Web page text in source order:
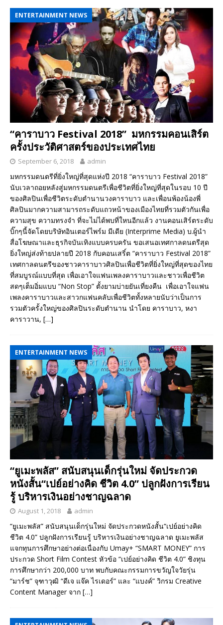
ENTERTAINMENT NEWS
“คาราบาว Festival 2018” มหกรรมคอนเสิร์ต
ครั้งประวัติศาสตร์ของประเทศไทย
September 6, 2018 admin
มหกรรมดนตรีที่ยิ่งใหญ่ที่สุดแห่งปี 2018 “คาราบาว Festival 2018”
นับเวลาถอยหลังสู่มหกรรมดนตรีเพื่อชีวิตที่ยิ่งใหญ่ที่สุดในรอบ 10 ปี
ของศิลปินเพื่อชีวิตระดับตำนานวงคาราบาว และเพื่อนพ้องน้องพี่
ศิลปินมากความสามารถระดับแถวหน้าของเมืองไทยที่รวมตัวกันเพื่อ
ความสุข ความทรงจำ ที่จะไม่ได้พบที่ใหนอีกแล้ว งานคอนเสิร์ตระดับ
บิ๊กๆนี้จัดโดยบริษัทอินเตอร์ไพร์ม มีเดีย (Interprime Media) บ.ผู้นำ
สื่อโฆษณาและธุรกิจบันเทิงแบบครบครัน ขอเสนอเทศกาลดนตรีสุด
ยิ่งใหญ่ส่งท้ายปลายปี 2018 กับคอนเสริ์ต “คาราบาว Festival 2018”
เทศกาลดนตรีของชาวคาราบาวศิลปินเพื่อชีวิตที่ยิ่งใหญ่ที่สุดของไทย
ที่สมบูรณ์แบบที่สุด เพื่อเอาใจแฟนเพลงคาราบาวและชาวเพื่อชีวิต
สดๆเต็มอิ่มแบบ “Non Stop” ตั้งยามบ่ายยันเที่ยงคืน เพื่อเอาใจแฟน
เพลงคาราบาวและสาวกแฟนคลับเพื่อชีวิตทั้งหลายนับว่าเป็นการ
รวมตัวครั้งใหญ่ของศิลปินระดับตำนาน นำโดย คาราบาว, หงา
คาราวาน, […]
ENTERTAINMENT NEWS
“ยูเมะพลัส” สนับสนุนเด็กรุ่นใหม่ จัดประกวด
หนังสั้น“เปย์อย่างคิด ชีวิต 4.0” ปลูกฝังการเรียน
รู้ บริหารเงินอย่างชาญฉลาด
August 1, 2018 admin
“ยูเมะพลัส” สนับสนุนเด็กรุ่นใหม่ จัดประกวดหนังสั้น“เปย์อย่างคิด
ชีวิต 4.0” ปลูกฝังการเรียนรู้ บริหารเงินอย่างชาญฉลาด ยูเมะพลัส
แจกทุนการศึกษาอย่างต่อเนื่องกับ Umay+ “SMART MONEY” การ
ประกวด Short Film Contest หัวข้อ “เปย์อย่างคิด ชีวิต 4.0” ชิงทุน
การศึกษากว่า 200,000 บาท พบกับคณะกรรมการขวัญใจวัยรุ่น
“มาร์ช” จุฑาวุฒิ “ดีเจ แจ๊ค ไรเดอร์” และ “แบงค์” วิกรม Creative
Content Manager จาก […]